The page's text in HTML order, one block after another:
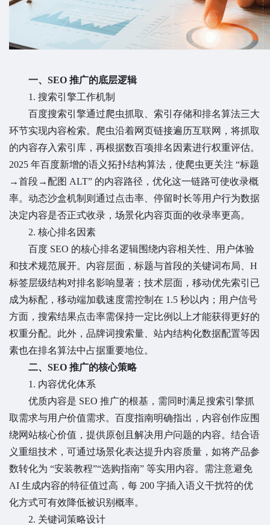
一、SEO 推广的底层逻辑
1. 搜索引擎工作机制
百度搜索引擎通过爬虫抓取、索引存储和排名算法三大
环节实现内容检索。爬虫沿着网页链接遍历互联网，将抓取
的内容存入索引库，再根据数百项排名因素进行权重评估。
2025 年百度新增的语义拓扑结构算法，使爬虫更关注 “标题
→首段→配图 ALT” 的内容路径，优化这一链路可使收录概
率。动态沙盒机制则通过点击率、停留时长等用户行为数据
决定内容是否正式收录，场景化内容页面的收录率更高。
2. 核心排名因素
百度 SEO 的核心排名逻辑围绕内容相关性、用户体验
和技术规范展开。内容层面，标题与首段的关键词布局、H
标签层级结构对排名影响显著；技术层面，移动优先索引已
成为标配，移动端加载速度需控制在 1.5 秒以内；用户信号
方面，搜索结果点击率需保持一定比例以上才能获得更好的
权重分配。此外，品牌词搜索量、站内结构化数据配置等因
素也在排名算法中占据重要地位。
二、SEO 推广的核心策略
1. 内容优化体系
优质内容是 SEO 推广的根基，需同时满足搜索引擎抓
取需求与用户价值需求。百度指南明确指出，内容创作应围
绕网站核心价值，提供原创且解决用户问题的内容。结合语
义重组技术，可通过场景化表达提升内容质量，如将产品参
数转化为 “安装教程”“选购指南” 等实用内容。需注意避免
AI 生成内容的特征值过高，每 200 字插入语义干扰符的优
化方式可有效降低被识别概率。
2. 关键词策略设计